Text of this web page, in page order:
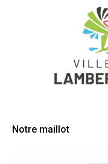
Notre maillot